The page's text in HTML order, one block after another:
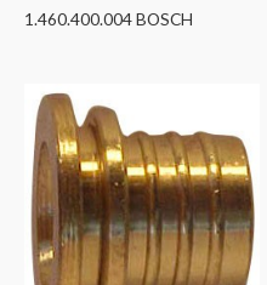
1.460.400.004 BOSCH